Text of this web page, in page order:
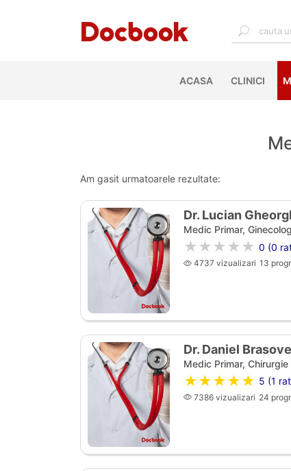
ACASA(CURRENT)
CLINICI
Am gasit urmatoarele rezultate:
Dr. Lucian
Medic Primar,
★★★★★ 0 (0
4737 vizualizari 13
Dr. Daniel
Medic Primar, Chirurgie
★★★★★ 5 (1
7386 vizualizari 24